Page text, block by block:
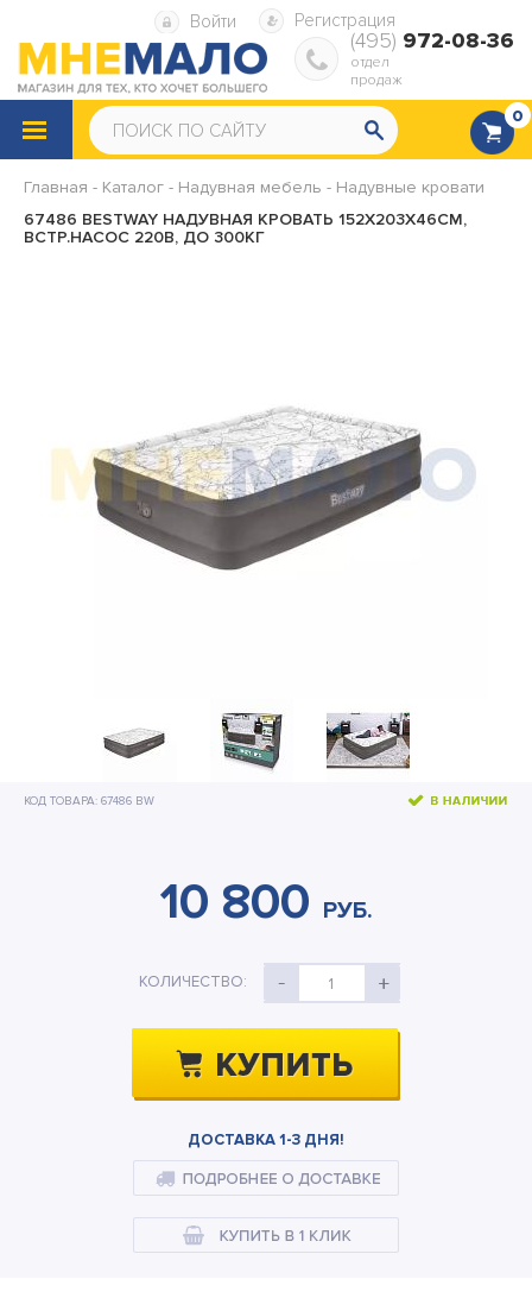
Войти Регистрация
(495) 972-08-36
отдел
продаж
КАТАЛОГ
ТОВАРОВ
0
Надувные подушки Насосы, ремкомплекты
Озонаторы
Палатки и тенты
Рюкзаки и сумки
Мангалы и коптильни
Товары для дома
Главная - Каталог - Надувная мебель - Надувные кровати
67486 BESTWAY НАДУВНАЯ КРОВАТЬ 152Х203Х46СМ,
ВСТР.НАСОС 220В, ДО 300КГ
КОД ТОВАРА: 67486 BW
10 800 РУБ.
1
КОЛИЧЕСТВО:
ДОСТАВКА 1-3 ДНЯ!